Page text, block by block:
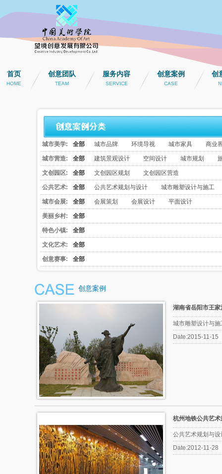
首页
HOME
创意团队
TEAM
服务内容
SERVICE
创意案例
CASE
创
城市美学: 全部 城市品牌 环境导视 城市家具 商业
城市营造: 全部 建筑景观设计 空间设计 城市规划
文创园区: 全部 文创园区规划 文创园区营造
公共艺术: 全部 公共艺术规划与设计 城市雕塑设计与施工
城市会展: 全部 会展策划 会展设计 平面设计
美丽乡村: 全部
特色小镇: 全部
文化艺术: 全部
创意赛事: 全部
创意案例
湖南省岳阳市王
城市雕塑设计与施
Date:2015-11-15
杭州地铁公共艺术
公共艺术规划与设
Date:2012-11-28